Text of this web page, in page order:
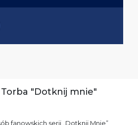
"Dotknij mnie"
fanowskich serii „Dotknij Mnie”